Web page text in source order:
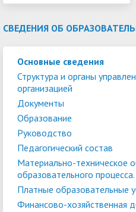
СВЕДЕНИЯ ОБ
Основные сведения
Структура и органы
организацией
Документы
Образование
Руководство
Педагогический состав
Материально-техническое
образовательного
Платные образовательные
Финансово-хозяйственная